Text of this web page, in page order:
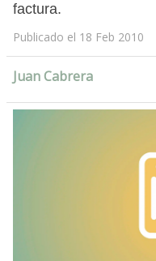
factura.
Publicado el 18 Feb 2010
Juan Cabrera